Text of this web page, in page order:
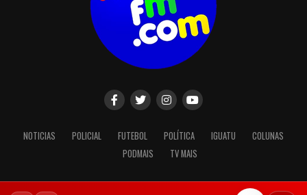
NOTICIAS POLICIAL FUTEBOL POLÍTICA IGUATU
COLUNAS
PODMAIS
TV MAIS